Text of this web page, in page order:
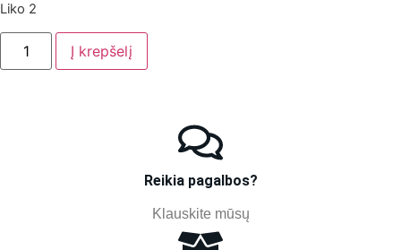
Liko 2
Į krepšelį
Reikia pagalbos?
Klauskite mūsų